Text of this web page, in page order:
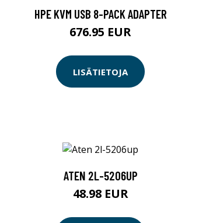
HPE KVM USB 8-PACK ADAPTER
676.95 EUR
LISÄTIETOJA
ATEN 2L-5206UP
48.98 EUR